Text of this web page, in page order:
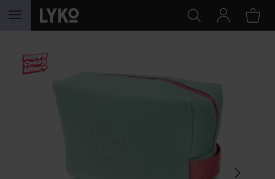
SIIRTYÄ JHK SISÄLTÖÖN
OHITA OSIO